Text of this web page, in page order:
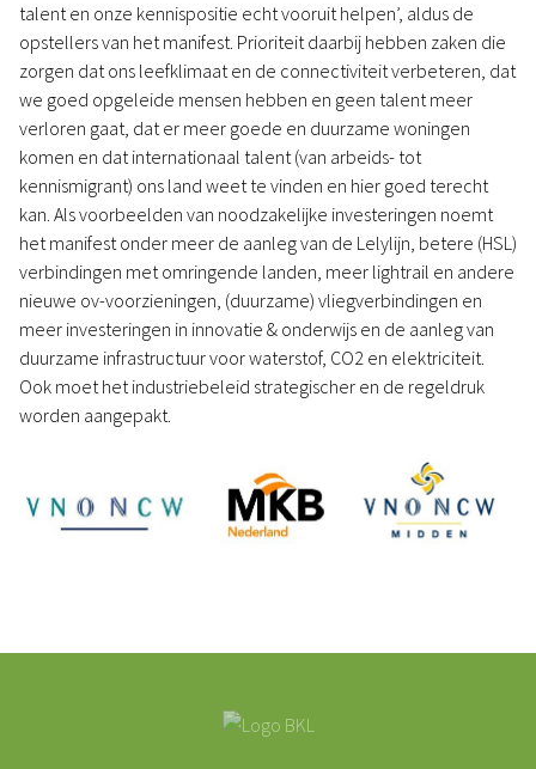
talent en onze kennispositie echt vooruit helpen’, aldus de
opstellers van het manifest. Prioriteit daarbij hebben zaken die
zorgen dat ons leefklimaat en de connectiviteit verbeteren, dat
we goed opgeleide mensen hebben en geen talent meer
verloren gaat, dat er meer goede en duurzame woningen
komen en dat internationaal talent (van arbeids- tot
kennismigrant) ons land weet te vinden en hier goed terecht
kan. Als voorbeelden van noodzakelijke investeringen noemt
het manifest onder meer de aanleg van de Lelylijn, betere (HSL)
verbindingen met omringende landen, meer lightrail en andere
nieuwe ov-voorzieningen, (duurzame) vliegverbindingen en
meer investeringen in innovatie & onderwijs en de aanleg van
duurzame infrastructuur voor waterstof, CO2 en elektriciteit.
Ook moet het industriebeleid strategischer en de regeldruk
worden aangepakt.